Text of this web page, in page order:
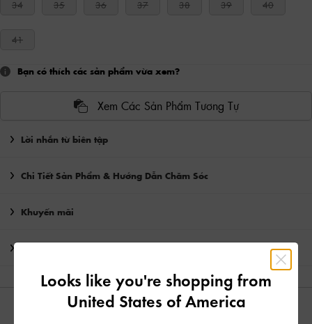
34 35 36 37 38 39 40
41
Bạn có thích các sản phẩm vừa xem?
Xem Các Sản Phẩm Tương Tự
Lời nhắn từ biên tập
Chi Tiết Sản Phẩm & Hướng Dẫn Chăm Sóc
Khuyến mãi
CÓ THỂ BẠN SẼ THÍCH
Looks like you're shopping from
United States of America